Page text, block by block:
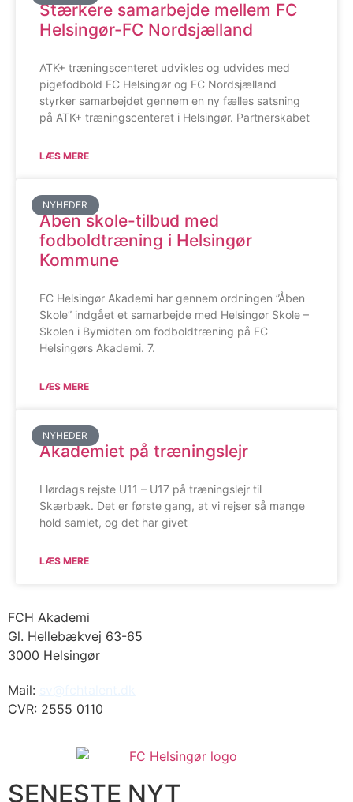
Stærkere samarbejde mellem FC
Helsingør-FC Nordsjælland
ATK+ træningscenteret udvikles og udvides med
pigefodbold FC Helsingør og FC Nordsjælland
styrker samarbejdet gennem en ny fælles satsning
på ATK+ træningscenteret i Helsingør. Partnerskabet
LÆS MERE
NYHEDER
Åben skole-tilbud med
fodboldtræning i Helsingør
Kommune
FC Helsingør Akademi har gennem ordningen ”Åben
Skole” indgået et samarbejde med Helsingør Skole –
Skolen i Bymidten om fodboldtræning på FC
Helsingørs Akademi. 7.
LÆS MERE
NYHEDER
Akademiet på træningslejr
I lørdags rejste U11 – U17 på træningslejr til
Skærbæk. Det er første gang, at vi rejser så mange
hold samlet, og det har givet
LÆS MERE
FCH Akademi
Gl. Hellebækvej 63-65
3000 Helsingør
Mail:
CVR: 2555 0110
SENESTE NYT